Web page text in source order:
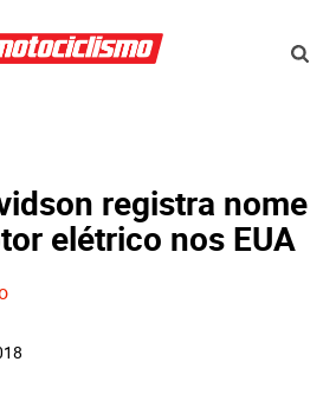
registra nome
elétrico nos EUA